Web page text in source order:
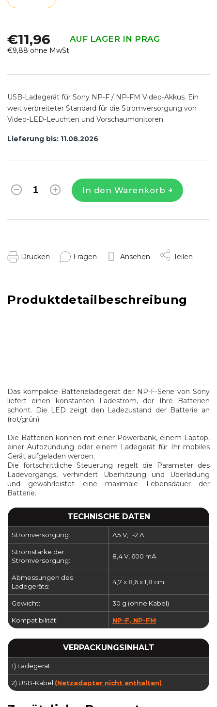
€11,96 AUF LAGER IN PRAG
€9,88 ohne MwSt.
Lieferung bis: 11.08.2026
In den Warenkorb
USB-Ladegerät für Sony NP-F / NP-FM Video-Akkus. Ein
weit verbreiteter Standard für die Stromversorgung von
Video-LED-Leuchten und Vorschaumonitoren.
Drucken Fragen Ansehen Teilen
Produktdetailbeschreibung
Das kompakte Batterieladegerät der NP-F-Serie von Sony
liefert einen konstanten Ladestrom, der Ihre Batterien
schont. Die LED zeigt den Ladezustand der Batterie an
(rot/grün).
Die Batterien können mit einer Powerbank, einem Laptop,
einer Autozündung oder einem Ladegerät für Ihr mobiles
Gerät aufgeladen werden.
Die fortschrittliche Steuerung regelt die Parameter des
Ladevorgangs, verhindert Überhitzung und Überladung
und gewährleistet eine maximale Lebensdauer der
Batterie.
TECHNISCHE DATEN
Stromversorgung: A5 V, 1-2 A
Stromstärke der
Stromversorgung:
8,4 V, 600 mA
Abmessungen des
Ladegeräts:
4,7 x 8,6 x 1,8 cm
Gewicht: 30 g (ohne Kabel)
Kompatibilität: NP-F, NP-FM
VERPACKUNGSINHALT
1) Ladegerät
2) USB-Kabel (Netzadapter nicht enthalten)